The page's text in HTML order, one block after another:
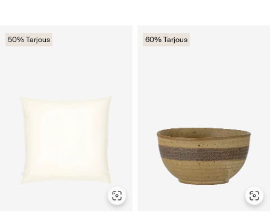
50% Tarjous 60% Tarjous